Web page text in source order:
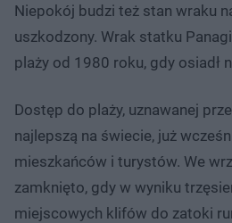
Niepokój budzi też stan wraku
uszkodzony. Wrak statku
plaży od 1980 roku, gdy osiadł
Dostęp do plaży, uznawanej
najlepszą na świecie, już
mieszkańców i turystów. We
zamknięto, gdy w wyniku
miejscowych klifów do zatoki